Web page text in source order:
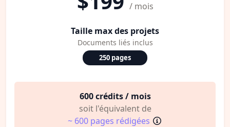
/ mois
Taille max des projets
Documents liés inclus
250 pages
600 crédits / mois
soit l'équivalent de
~ 600 pages rédigées